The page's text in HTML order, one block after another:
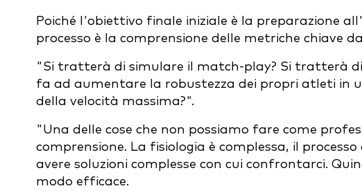
Poiché l'obiettivo finale iniziale è la preparazione
processo è la comprensione delle metriche chiave
"Si tratterà di simulare il match-play? Si tratterà
fa ad aumentare la robustezza dei propri atleti in
della velocità massima?".
"Una delle cose che non possiamo fare come
comprensione. La fisiologia è complessa, il
avere soluzioni complesse con cui confrontarci.
modo efficace.